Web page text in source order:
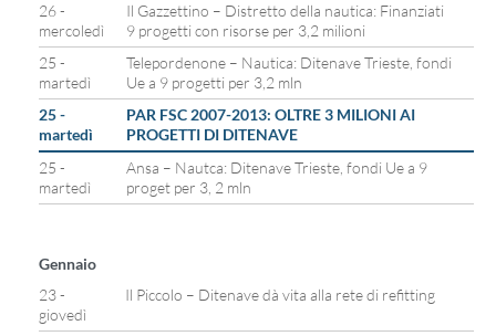
26 -
mercoledì
Il Gazzettino – Distretto della nautica: Finanziati
9 progetti con risorse per 3,2 milioni
25 -
martedì
Telepordenone – Nautica: Ditenave Trieste, fondi
Ue a 9 progetti per 3,2 mln
25 -
martedì
PAR FSC 2007-2013: OLTRE 3 MILIONI AI
PROGETTI DI DITENAVE
25 -
martedì
Ansa – Nautca: Ditenave Trieste, fondi Ue a 9
proget per 3, 2 mln
Gennaio
23 -
giovedì
Il Piccolo – Ditenave dà vita alla rete di refitting